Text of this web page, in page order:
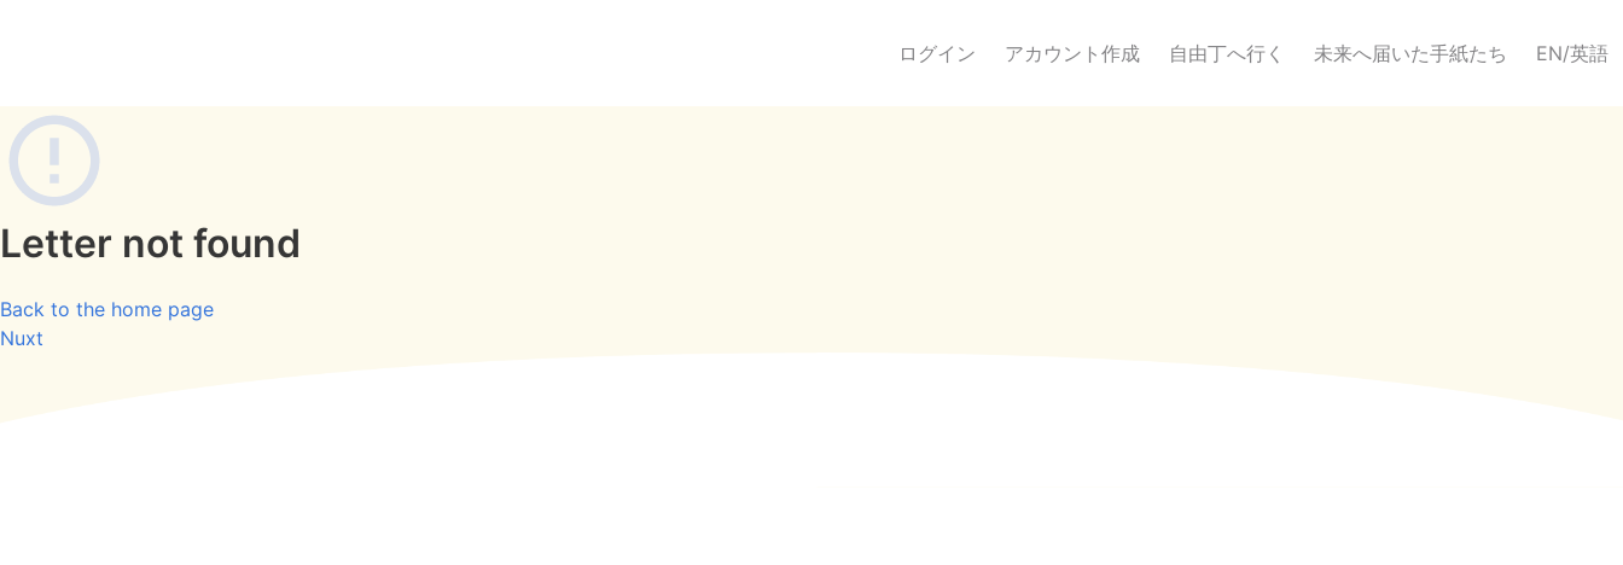
ログイン アカウント作成 自由丁へ行く 未来へ届いた手紙たち EN/英語
Letter not found
Back to the home page
Nuxt